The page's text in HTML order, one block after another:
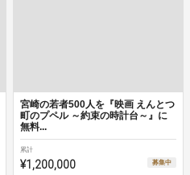
宮崎の若者500人を『映画 えんとつ
町のプペル ～約束の時計台～』に
無料...
累計
¥1,200,000 募集中